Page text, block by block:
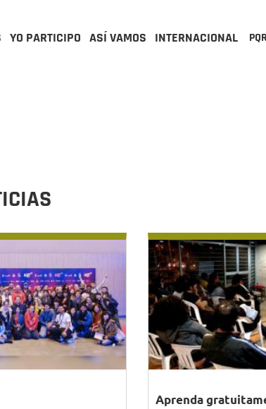
YO PARTICIPO ASÍ VAMOS INTERNACIONAL
Aprenda